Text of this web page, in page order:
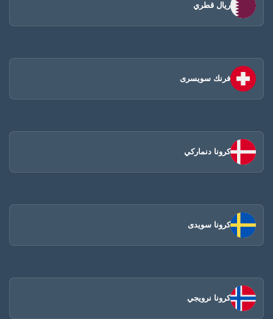
ريال قطري
فرنك سويسرى
كرونا دنماركي
كرونا سويدى
كرونا نرويجي